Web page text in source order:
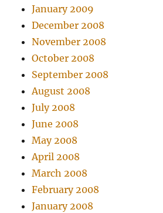
January 2009
December 2008
November 2008
October 2008
September 2008
August 2008
July 2008
June 2008
May 2008
April 2008
March 2008
February 2008
January 2008